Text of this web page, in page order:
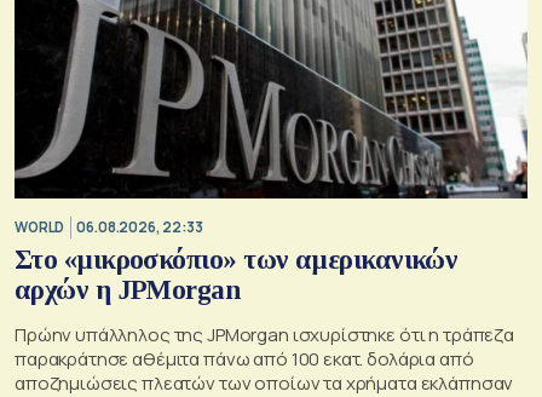
WORLD 06.08.2026, 22:33
Στο «μικροσκόπιο» των αμερικανικών
αρχών η JPMorgan
Πρώην υπάλληλος της JPMorgan ισχυρίστηκε ότι η τράπεζα
παρακράτησε αθέμιτα πάνω από 100 εκατ. δολάρια από
αποζημιώσεις πλεατών των οποίων τα χρήματα εκλάπησαν